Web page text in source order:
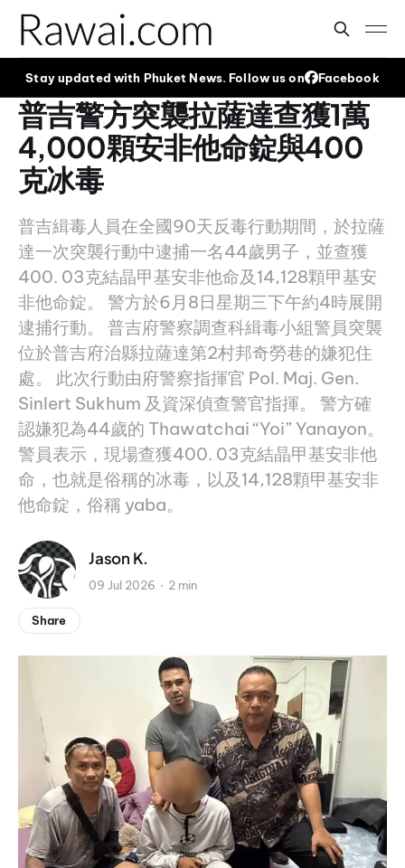
Stay updated with Phuket News. Follow us on Facebook
普吉警方突襲拉薩達查獲1萬
4,000顆安非他命錠與400
克冰毒
普吉緝毒人員在全國90天反毒行動期間，於拉薩
達一次突襲行動中逮捕一名44歲男子，並查獲
400. 03克結晶甲基安非他命及14,128顆甲基安
非他命錠。 警方於6月8日星期三下午約4時展開
逮捕行動。 普吉府警察調查科緝毒小組警員突襲
位於普吉府治縣拉薩達第2村邦奇勞巷的嫌犯住
處。 此次行動由府警察指揮官 Pol. Maj. Gen.
Sinlert Sukhum 及資深偵查警官指揮。 警方確
認嫌犯為44歲的 Thawatchai “Yoi” Yanayon。
警員表示，現場查獲400. 03克結晶甲基安非他
命，也就是俗稱的冰毒，以及14,128顆甲基安非
他命錠，俗稱 yaba。
Jason K.
09 Jul 2026 2 min
Share